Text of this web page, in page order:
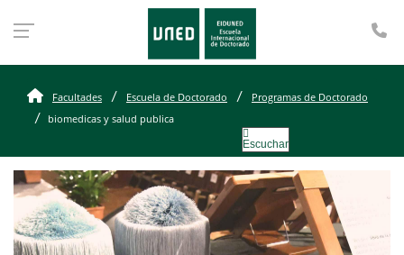
Facultades Escuela de Doctorado
Programas de Doctorado
biomedicas y salud publica
Escuchar